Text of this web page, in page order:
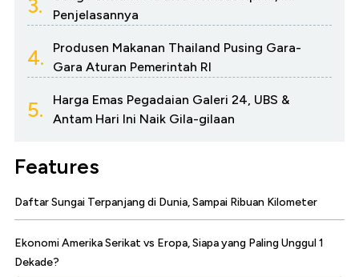
3.
Penjelasannya
4.
Produsen Makanan Thailand Pusing Gara-
Gara Aturan Pemerintah RI
5.
Harga Emas Pegadaian Galeri 24, UBS &
Antam Hari Ini Naik Gila-gilaan
Features
Daftar Sungai Terpanjang di Dunia, Sampai Ribuan Kilometer
Ekonomi Amerika Serikat vs Eropa, Siapa yang Paling Unggul 1
Dekade?